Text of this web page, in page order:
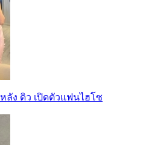
ลัง ดิว เปิดตัวแฟนไฮโซ